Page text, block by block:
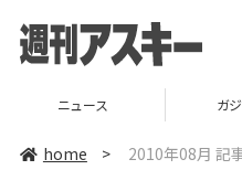
ニュース ガ
home > 2010年08月 記